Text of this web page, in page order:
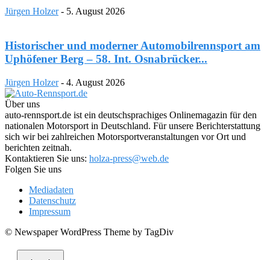
Jürgen Holzer - 5. August 2026
Historischer und moderner Automobilrennsport am
Uphöfener Berg – 58. Int. Osnabrücker...
Jürgen Holzer - 4. August 2026
Über uns
auto-rennsport.de ist ein deutschsprachiges Onlinemagazin für den
nationalen Motorsport in Deutschland. Für unsere Berichterstattung
sich wir bei zahlreichen Motorsportveranstaltungen vor Ort und
berichten zeitnah.
Kontaktieren Sie uns: holza-press@web.de
Folgen Sie uns
Mediadaten
Datenschutz
Impressum
© Newspaper WordPress Theme by TagDiv